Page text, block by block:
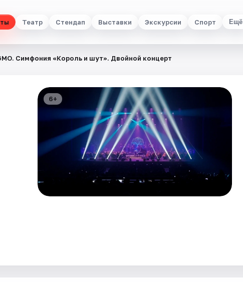
Театр Стендап Выставки Экскурсии Спорт Ещё
Симфония «Король и шут». Двойной концерт
6+